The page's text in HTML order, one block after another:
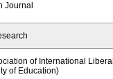
Journal
of International Liberal
of Education)